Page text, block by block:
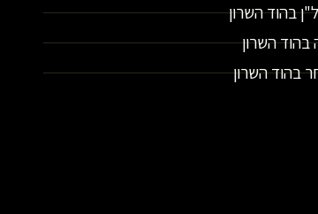
בהוד השרון
בהוד השרון
בהוד השרון